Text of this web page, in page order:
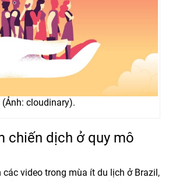
(Ảnh: cloudinary).
chiến dịch ở quy mô
video trong mùa ít du lịch ở Brazil,